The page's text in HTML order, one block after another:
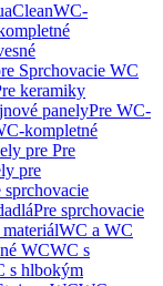
WC-
Sprchovacie WC
keramiky
panelyPre WC-
kompletné
pre Pre
pre
sprchovacie
Pre sprchovacie
WC a WC
WCWC s
s hlbokým